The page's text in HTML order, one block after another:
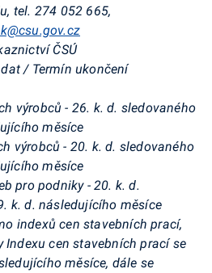
, tel. 274 052 665,
ČSÚ
/ Termín ukončení
výrobců - 26. k. d. sledovaného
měsíce
výrobců - 20. k. d. sledovaného
měsíce
pro podniky - 20. k. d.
k. d. následujícího měsíce
indexů cen stavebních prací,
cen stavebních prací se
měsíce, dále se